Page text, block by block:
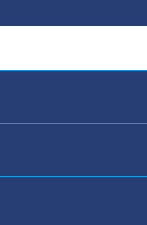
e artigo de
ao Slam Ana
Fundamental